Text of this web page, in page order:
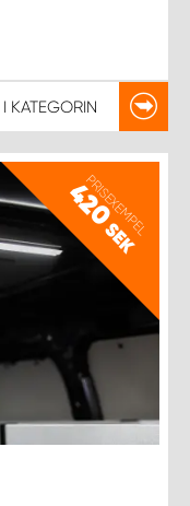
I KATEGORIN
PRISEXEMPEL
420
SEK